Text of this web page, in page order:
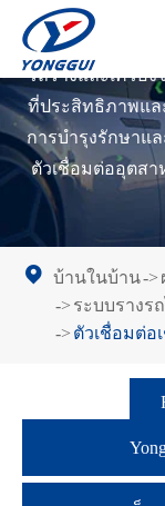
ด้านการขนส่งแ
การเชื่อมต่ออุตส
รถรางและเครื่อ
ที่ประสิทธิภาพแล
การบำรุงรักษาแ
ตัวเชื่อมต่ออุตสา
สำหรับผลิตภัณฑ์
บ้านในบ้าน
ระบบรางร
ตัวเชื่อมต่อ